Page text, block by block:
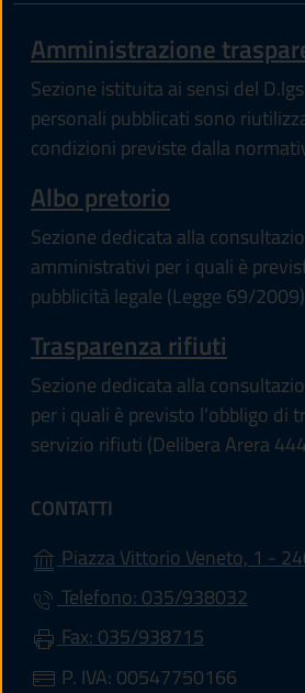
Amministrazione
Sezione istituita ai sensi del
personali pubblicati sono
condizioni previste dalla
Albo pretorio
Sezione dedicata alla
amministrativi per i quali è
pubblicità legale (Legge 69/2009)
Trasparenza rifiuti
Sezione dedicata alla
per i quali è previsto l'obbligo di
servizio rifiuti (Delibera Arera
CONTATTI
Piazza Vittorio Veneto, 1 -
Telefono: 035/938032
Fax: 035/938715
P. IVA: 00547750166